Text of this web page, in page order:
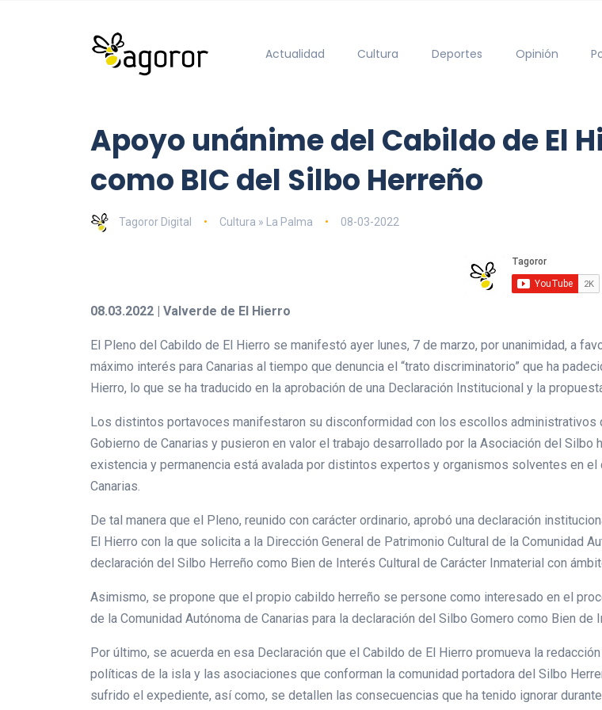
Actualidad Cultura Deportes Opinión
Apoyo unánime del Cabildo de El
como BIC del Silbo Herreño
Tagoror Digital Cultura » La Palma 08-03-2022
08.03.2022 | Valverde de El Hierro
El Pleno del Cabildo de El Hierro se manifestó ayer lunes, 7 de marzo, por unanimidad, a
máximo interés para Canarias al tiempo que denuncia el “trato discriminatorio” que ha
Hierro, lo que se ha traducido en la aprobación de una Declaración Institucional y la
Los distintos portavoces manifestaron su disconformidad con los escollos administrativos
Gobierno de Canarias y pusieron en valor el trabajo desarrollado por la Asociación del
existencia y permanencia está avalada por distintos expertos y organismos solventes en
Canarias.
De tal manera que el Pleno, reunido con carácter ordinario, aprobó una declaración
El Hierro con la que solicita a la Dirección General de Patrimonio Cultural de la Comunidad
declaración del Silbo Herreño como Bien de Interés Cultural de Carácter Inmaterial con
Asimismo, se propone que el propio cabildo herreño se persone como interesado en el
de la Comunidad Autónoma de Canarias para la declaración del Silbo Gomero como Bien
Por último, se acuerda en esa Declaración que el Cabildo de El Hierro promueva la
políticas de la isla y las asociaciones que conforman la comunidad portadora del Silbo
sufrido el expediente, así como, se detallen las consecuencias que ha tenido ignorar